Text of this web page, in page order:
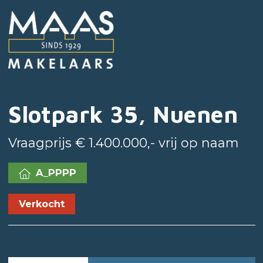
Slotpark 35, Nuenen
Vraagprijs € 1.400.000,- vrij op naam
A_PPPP
Verkocht